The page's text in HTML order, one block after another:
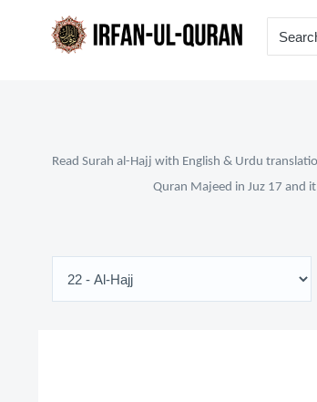
Read Surah al-Hajj with English & Urdu
Quran Majeed in Juz 17 and